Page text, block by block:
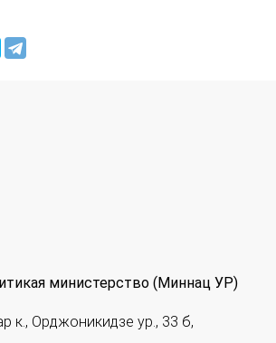
министерство (Миннац УР)
к., Орджоникидзе ур., 33 б,